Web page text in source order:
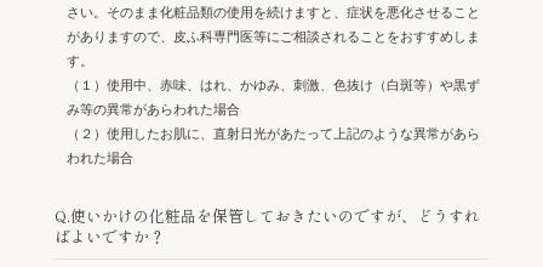
さい。そのまま化粧品類の使用を続けますと、症状を悪化させること
がありますので、皮ふ科専門医等にご相談されることをおすすめしま
す。
（１）使用中、赤味、はれ、かゆみ、刺激、色抜け（白斑等）や黒ず
み等の異常があらわれた場合
（２）使用したお肌に、直射日光があたって上記のような異常があら
われた場合
Q.使いかけの化粧品を保管しておきたいのですが、どうすれ
ばよいですか？